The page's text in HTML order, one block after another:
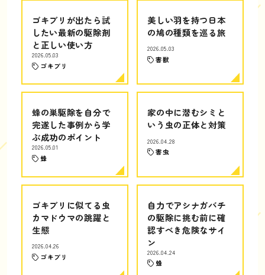
ゴキブリが出たら試
したい最新の駆除剤
と正しい使い方
2026.05.03
ゴキブリ
美しい羽を持つ日本
の鳩の種類を巡る旅
2026.05.03
害獣
蜂の巣駆除を自分で
完遂した事例から学
ぶ成功のポイント
2026.05.01
蜂
家の中に潜むシミと
いう虫の正体と対策
2026.04.28
害虫
ゴキブリに似てる虫
カマドウマの跳躍と
生態
2026.04.26
ゴキブリ
自力でアシナガバチ
の駆除に挑む前に確
認すべき危険なサイ
ン
2026.04.24
蜂